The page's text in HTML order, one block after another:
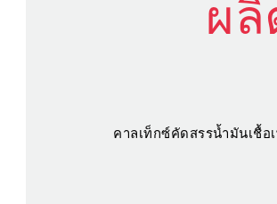
ผลิ
คาลเท็กซ์คัดสรรน้ำมันเชื้